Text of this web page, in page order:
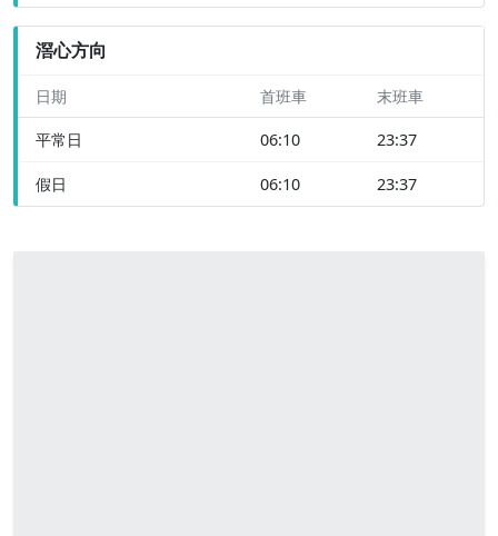
滘心方向
日期 首班車 末班車
平常日 06:10 23:37
假日 06:10 23:37